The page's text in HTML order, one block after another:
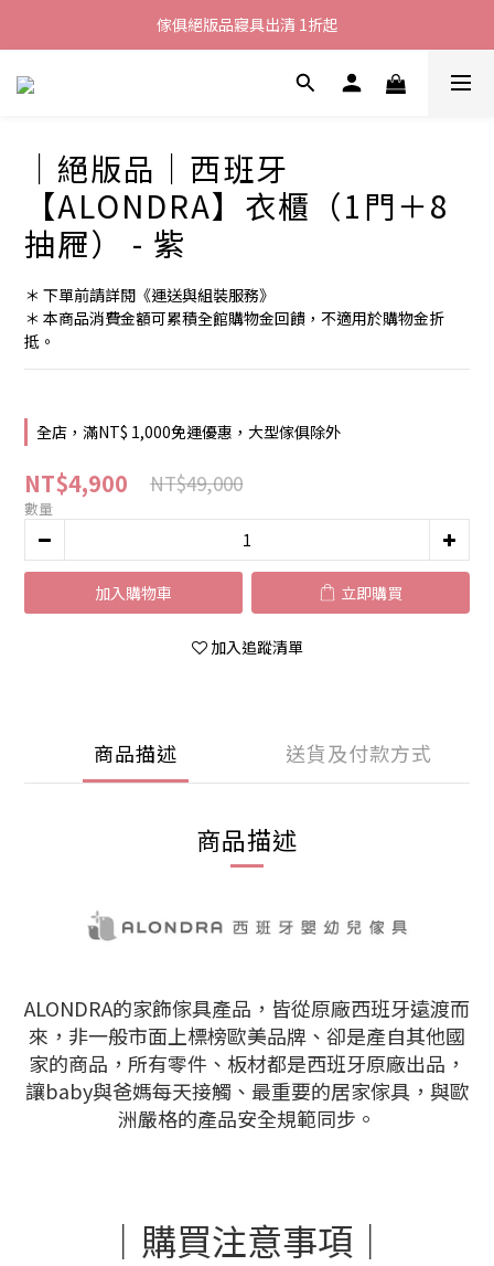
加入LINE好友就送您200元折價卷
傢俱絕版品寢具出清 1折起
全館滿$8000現折$500
｜絕版品｜西班牙
【ALONDRA】衣櫃（1門＋8
抽屜） - 紫
＊ 下單前請詳閱《運送與組裝服務》
＊ 本商品消費金額可累積全館購物金回饋，不適用於購物金折
抵。
全店，滿NT$ 1,000免運優惠，大型傢俱除外
NT$4,900 NT$49,000
數量
加入購物車 立即購買
加入追蹤清單
商品描述 送貨及付款方式
商品描述
ALONDRA的家飾傢具產品， 皆從原廠西班牙遠渡而
來，非一般市面上標榜歐美品牌、卻是產自其他國
家的商品，所有零件、板材都是西班牙原廠出品，
讓baby與爸媽每天接觸、最重要的居家傢具，與歐
洲嚴格的產品安全規範同步。
｜購買注意事項｜